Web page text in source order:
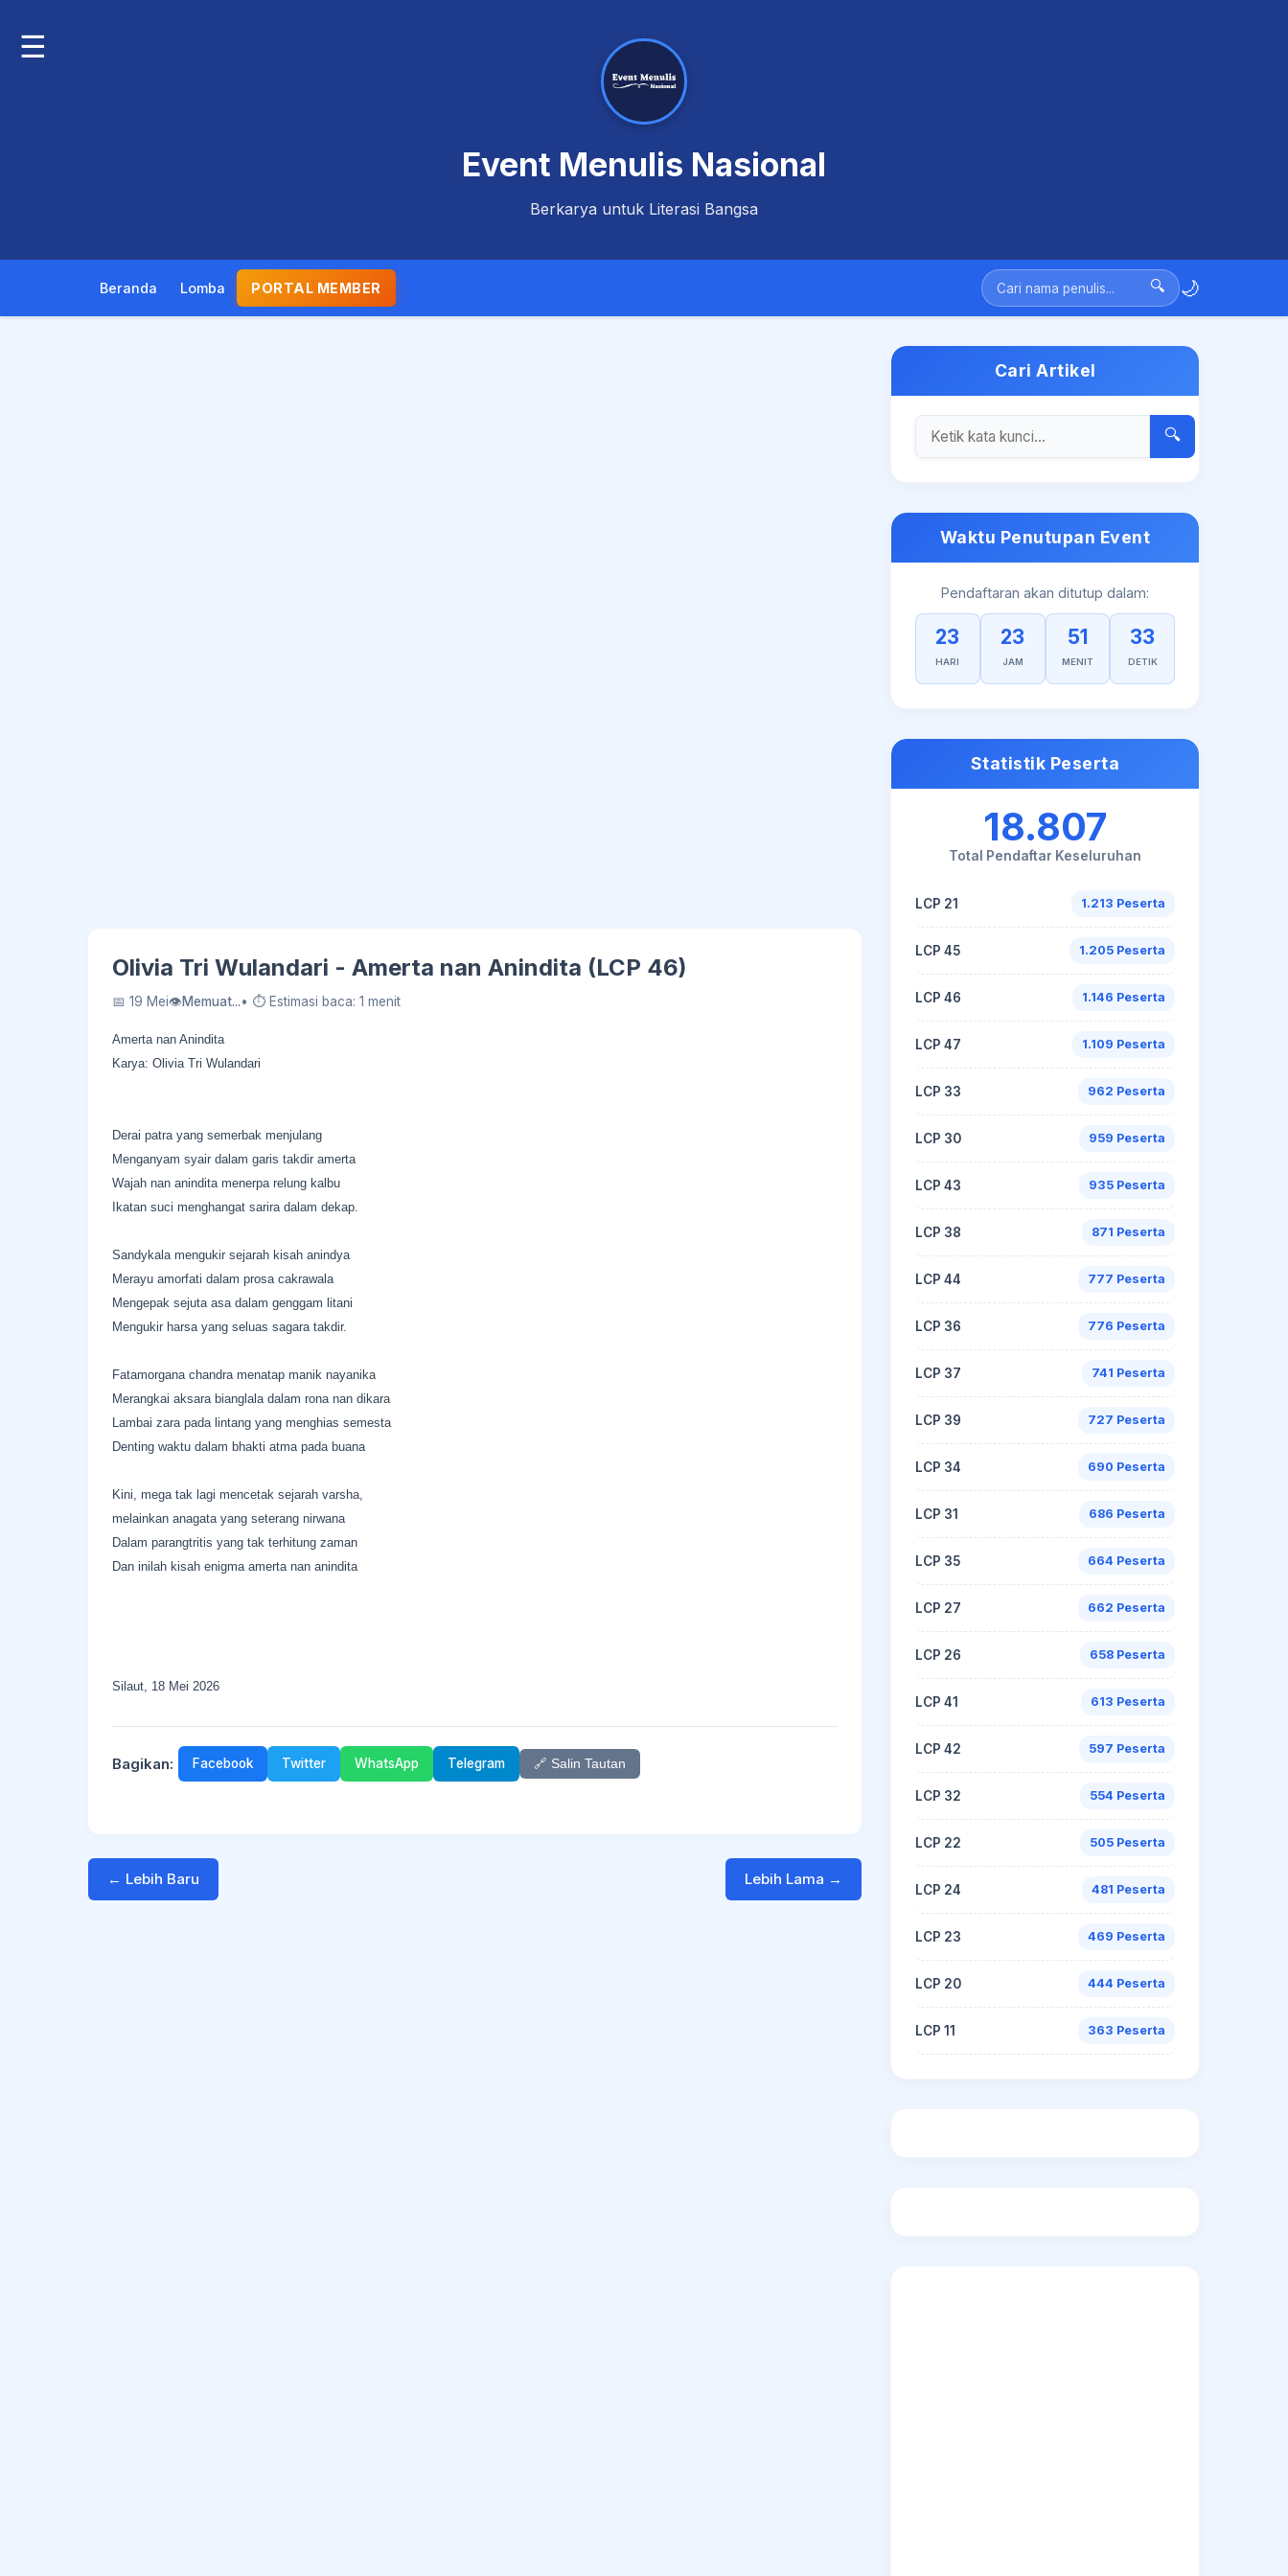
☰
Event Menulis Nasional
Berkarya untuk Literasi Bangsa
Beranda Lomba PORTAL MEMBER 🔍 🌙
Olivia Tri Wulandari - Amerta nan Anindita (LCP 46)
📅 19 Mei👁15 Kali Dilihat• ⏱ Estimasi baca: 1 menit
Amerta nan Anindita
Karya: Olivia Tri Wulandari
Derai patra yang semerbak menjulang
Menganyam syair dalam garis takdir amerta
Wajah nan anindita menerpa relung kalbu
Ikatan suci menghangat sarira dalam dekap.
Sandykala mengukir sejarah kisah anindya
Merayu amorfati dalam prosa cakrawala
Mengepak sejuta asa dalam genggam litani
Mengukir harsa yang seluas sagara takdir.
Fatamorgana chandra menatap manik nayanika
Merangkai aksara bianglala dalam rona nan dikara
Lambai zara pada lintang yang menghias semesta
Denting waktu dalam bhakti atma pada buana
Kini, mega tak lagi mencetak sejarah varsha,
melainkan anagata yang seterang nirwana
Dalam parangtritis yang tak terhitung zaman
Dan inilah kisah enigma amerta nan anindita
Silaut, 18 Mei 2026
Bagikan: Facebook Twitter WhatsApp Telegram 🔗 Salin Tautan
← Lebih Baru Lebih Lama →
Cari Artikel
🔍
Waktu Penutupan Event
Pendaftaran akan ditutup dalam:
23
HARI
23
JAM
51
MENIT
33
DETIK
Statistik Peserta
18.807
Total Pendaftar Keseluruhan
LCP 21 1.213 Peserta
LCP 45 1.205 Peserta
LCP 46 1.146 Peserta
LCP 47 1.109 Peserta
LCP 33 962 Peserta
LCP 30 959 Peserta
LCP 43 935 Peserta
LCP 38 871 Peserta
LCP 44 777 Peserta
LCP 36 776 Peserta
LCP 37 741 Peserta
LCP 39 727 Peserta
LCP 34 690 Peserta
LCP 31 686 Peserta
LCP 35 664 Peserta
LCP 27 662 Peserta
LCP 26 658 Peserta
LCP 41 613 Peserta
LCP 42 597 Peserta
LCP 32 554 Peserta
LCP 22 505 Peserta
LCP 24 481 Peserta
LCP 23 469 Peserta
LCP 20 444 Peserta
LCP 11 363 Peserta